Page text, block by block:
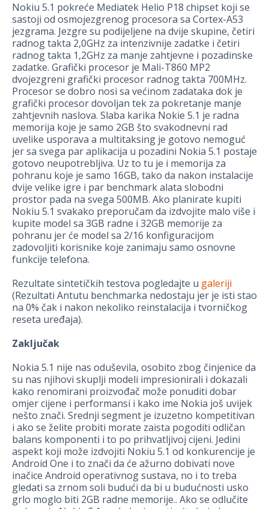
Nokiu 5.1 pokreće Mediatek Helio P18 chipset koji se
sastoji od osmojezgrenog procesora sa Cortex-A53
jezgrama. Jezgre su podijeljene na dvije skupine, četiri
radnog takta 2,0GHz za intenzivnije zadatke i četiri
radnog takta 1,2GHz za manje zahtjevne i pozadinske
zadatke. Grafički procesor je Mali-T860 MP2
dvojezgreni grafički procesor radnog takta 700MHz.
Procesor se dobro nosi sa većinom zadataka dok je
grafički procesor dovoljan tek za pokretanje manje
zahtjevnih naslova. Slaba karika Nokie 5.1 je radna
memorija koje je samo 2GB što svakodnevni rad
uvelike usporava a multitaksing je gotovo nemoguć
jer sa svega par aplikacija u pozadini Nokia 5.1 postaje
gotovo neupotrebljiva. Uz to tu je i memorija za
pohranu koje je samo 16GB, tako da nakon instalacije
dvije velike igre i par benchmark alata slobodni
prostor pada na svega 500MB. Ako planirate kupiti
Nokiu 5.1 svakako preporučam da izdvojite malo više i
kupite model sa 3GB radne i 32GB memorije za
pohranu jer će model sa 2/16 konfiguracijom
zadovoljiti korisnike koje zanimaju samo osnovne
funkcije telefona.
Rezultate sintetičkih testova pogledajte u galeriji
(Rezultati Antutu benchmarka nedostaju jer je isti stao
na 0% čak i nakon nekoliko reinstalacija i tvorničkog
reseta uređaja).
Zaključak
Nokia 5.1 nije nas oduševila, osobito zbog činjenice da
su nas njihovi skuplji modeli impresionirali i dokazali
kako renomirani proizvođač može ponuditi dobar
omjer cijene i performansi i kako ime Nokia još uvijek
nešto znači. Srednji segment je izuzetno kompetitivan
i ako se želite probiti morate zaista pogoditi odličan
balans komponenti i to po prihvatljivoj cijeni. Jedini
aspekt koji može izdvojiti Nokiu 5.1 od konkurencije je
Android One i to znači da će ažurno dobivati nove
inačice Android operativnog sustava, no i to treba
gledati sa zrnom soli budući da bi u budućnosti usko
grlo moglo biti 2GB radne memorije.. Ako se odlučite